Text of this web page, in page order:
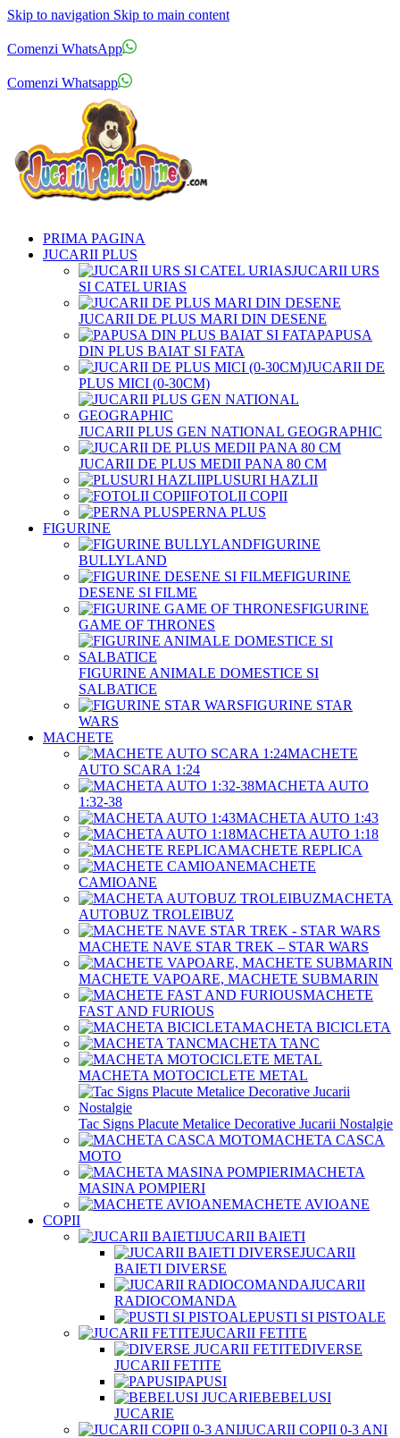
Skip to navigation Skip to main content
Comenzi WhatsApp
Comenzi Whatsapp
PRIMA PAGINA
JUCARII PLUS
JUCARII URS
SI CATEL URIAS
JUCARII DE PLUS MARI DIN DESENE
PAPUSA
DIN PLUS BAIAT SI FATA
JUCARII DE
PLUS MICI (0-30CM)
JUCARII PLUS GEN NATIONAL GEOGRAPHIC
JUCARII DE PLUS MEDII PANA 80 CM
PLUSURI HAZLII
FOTOLII COPII
PERNA PLUS
FIGURINE
FIGURINE
BULLYLAND
FIGURINE
DESENE SI FILME
FIGURINE
GAME OF THRONES
FIGURINE ANIMALE DOMESTICE SI
SALBATICE
FIGURINE STAR
WARS
MACHETE
MACHETE
AUTO SCARA 1:24
MACHETA AUTO
1:32-38
MACHETA AUTO 1:43
MACHETA AUTO 1:18
MACHETE REPLICA
MACHETE
CAMIOANE
MACHETA
AUTOBUZ TROLEIBUZ
MACHETE NAVE STAR TREK – STAR WARS
MACHETE VAPOARE, MACHETE SUBMARIN
MACHETE
FAST AND FURIOUS
MACHETA BICICLETA
MACHETA TANC
MACHETA MOTOCICLETE METAL
Tac Signs Placute Metalice Decorative Jucarii Nostalgie
MACHETA CASCA
MOTO
MACHETA
MASINA POMPIERI
MACHETE AVIOANE
COPII
JUCARII BAIETI
JUCARII
BAIETI DIVERSE
JUCARII
RADIOCOMANDA
PUSTI SI PISTOALE
JUCARII FETITE
DIVERSE
JUCARII FETITE
PAPUSI
BEBELUSI
JUCARIE
JUCARII COPII 0-3 ANI